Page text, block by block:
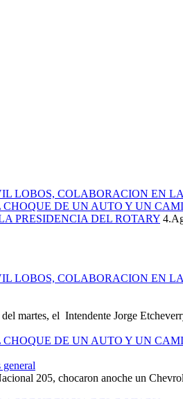
LOBOS, COLABORACION EN
CHOQUE DE UN AUTO Y UN
PRESIDENCIA DEL ROTARY
LOBOS, COLABORACION EN
martes, el Intendente Jorge
CHOQUE DE UN AUTO Y UN
general
205, chocaron anoche un